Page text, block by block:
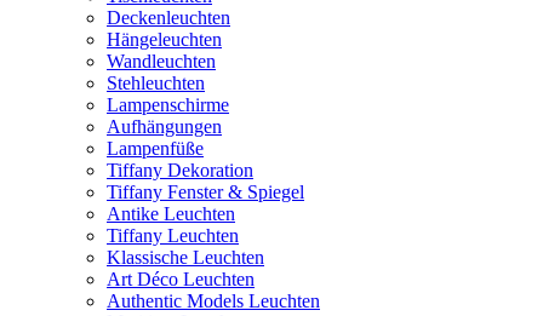
Deckenleuchten
Hängeleuchten
Wandleuchten
Stehleuchten
Lampenschirme
Aufhängungen
Lampenfüße
Tiffany Dekoration
Tiffany Fenster & Spiegel
Antike Leuchten
Tiffany Leuchten
Klassische Leuchten
Art Déco Leuchten
Authentic Models Leuchten